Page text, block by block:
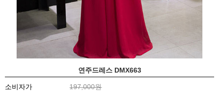
연주드레스 DMX663
소비자가
197,000원